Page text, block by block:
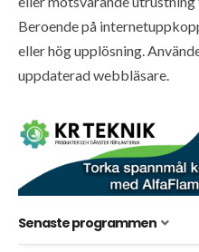
Beroende på
eller hög upplösning.
uppdaterad webbläsare.
Senaste programmen